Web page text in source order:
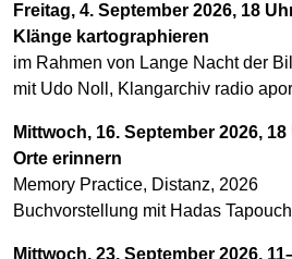
Freitag, 4. September 2026, 18
Klänge kartographieren
im Rahmen von Lange Nacht der
mit Udo Noll, Klangarchiv radio
Mittwoch, 16. September 2026, 18
Orte erinnern
Memory Practice, Distanz, 2026
Buchvorstellung mit Hadas
Mittwoch, 23. September 2026,